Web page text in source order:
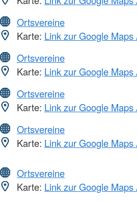
Ortsvereine
Karte: Link zur Google Maps
Ortsvereine
Karte: Link zur Google Maps
Ortsvereine
Karte: Link zur Google Maps
Ortsvereine
Karte: Link zur Google Maps
Ortsvereine
Karte: Link zur Google Maps